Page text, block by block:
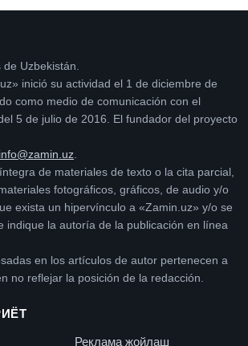
Uzbekistán.
inició su actividad el 1 de diciembre de
como medio de comunicación con el
5 de julio de 2016. El fundador del proyecto
info@zamin.uz
de materiales de texto o la cita parcial,
fotográficos, gráficos, de audio y/o
exista un hipervínculo a «Zamin.uz» y/o se
indique la autoría de la publicación en línea
en los artículos de autor pertenecen a
no reflejar la posición de la redacción.
Реклама жойлаш